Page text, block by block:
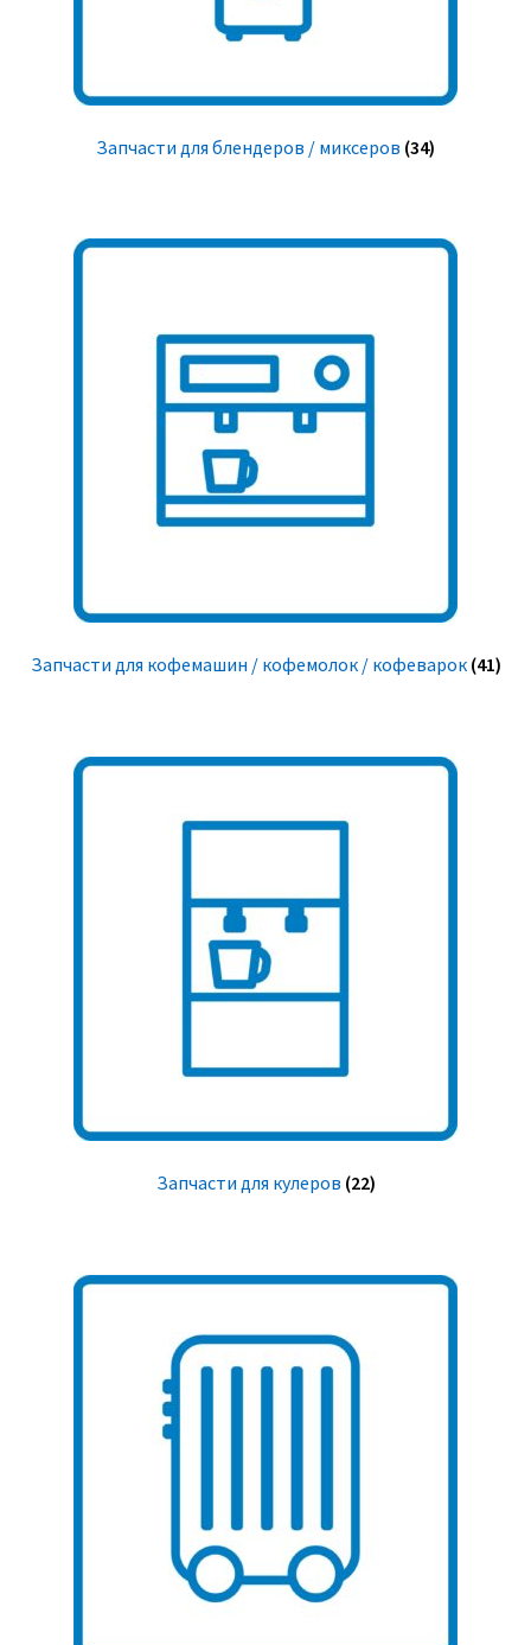
Запчасти для блендеров / миксеров (34)
Запчасти для кофемашин / кофемолок / кофеварок (41)
Запчасти для кулеров (22)